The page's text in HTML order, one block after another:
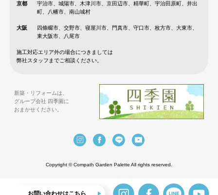
京都
宇治市、城陽市、木津川市、京田辺市、精華町、宇治田原町、井出
町、八幡市、南山城村
大阪
四條畷市、交野市、寝屋川市、門真市、守口市、枚方市、大東市、
東大阪市、八尾市
施工対応エリア外の場合につきましては
弊社スタッフまでご相談ください。
新築・リフォームは、
グループ会社 四季園に
おまかせください。
Copyright © Compath Garden Palette All rights reserved.
お問い合わせはこちら